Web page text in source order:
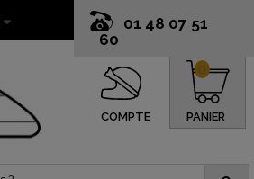
01 48 07 51
60
COMPTE PANIER
0